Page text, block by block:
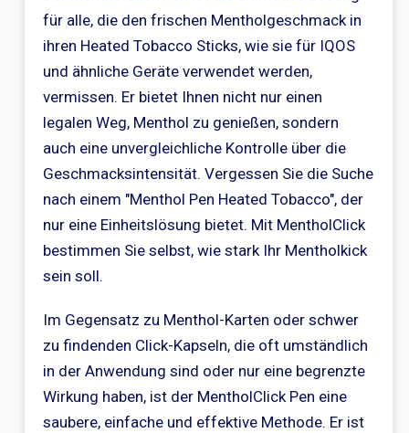
für alle, die den frischen Mentholgeschmack in
ihren Heated Tobacco Sticks, wie sie für IQOS
und ähnliche Geräte verwendet werden,
vermissen. Er bietet Ihnen nicht nur einen
legalen Weg, Menthol zu genießen, sondern
auch eine unvergleichliche Kontrolle über die
Geschmacksintensität. Vergessen Sie die Suche
nach einem "Menthol Pen Heated Tobacco", der
nur eine Einheitslösung bietet. Mit MentholClick
bestimmen Sie selbst, wie stark Ihr Mentholkick
sein soll.
Im Gegensatz zu Menthol-Karten oder schwer
zu findenden Click-Kapseln, die oft umständlich
in der Anwendung sind oder nur eine begrenzte
Wirkung haben, ist der MentholClick Pen eine
saubere, einfache und effektive Methode. Er ist